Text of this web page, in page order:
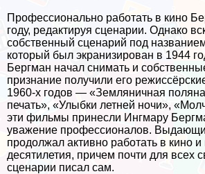
Профессионально работать в кино
году, редактируя сценарии. Однако
собственный сценарий под
который был экранизирован в 1944
Бергман начал снимать и
признание получили его
1960-х годов — «Земляничная
печать», «Улыбки летней ночи»,
эти фильмы принесли Ингмару
уважение профессионалов.
продолжал активно работать в кино
десятилетия, причем почти для всех
сценарии писал сам.